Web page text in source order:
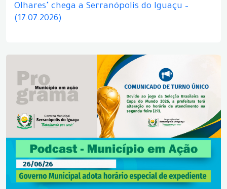
Olhares" chega a Serranópolis do Iguaçu –
(17.07.2026)